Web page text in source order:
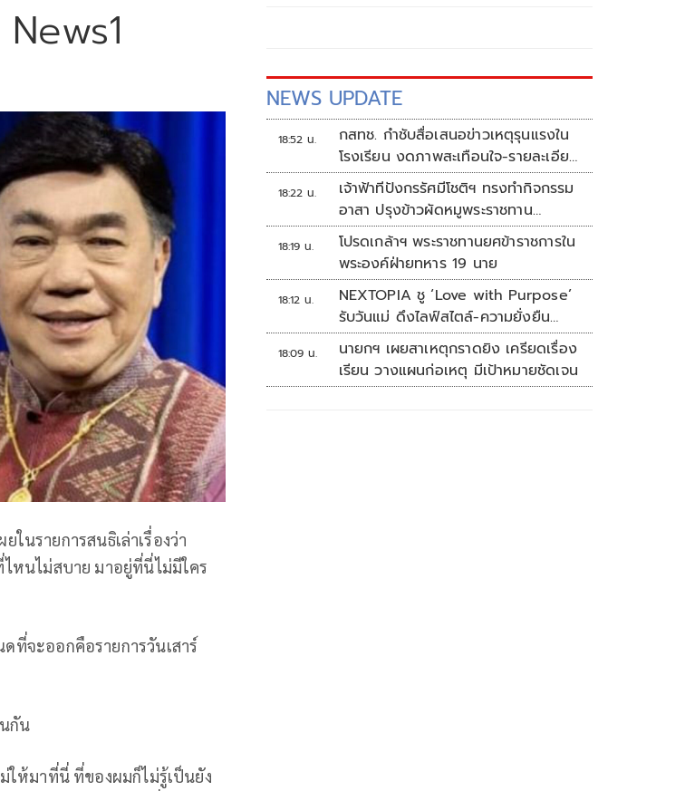
ยในรายการสนธิเล่าเรื่องว่า
หนไม่สบาย มาอยู่ที่นี่ไม่มีใคร
ที่จะออกคือรายการวันเสาร์
กัน
ให้มาที่นี่ ที่ของผมก็ไม่รู้เป็นยัง
NEWS UPDATE
18:52 น.
กสทช. กำชับสื่อเสนอข่าวเหตุรุนแรงใน
โรงเรียน งดภาพสะเทือนใจ-รายละเอียด
เสี่ยงเลียนแบบ
18:22 น.
เจ้าฟ้าทีปังกรรัศมีโชติฯ ทรงทำกิจกรรม
อาสา ปรุงข้าวผัดหมูพระราชทาน
ประชาชน
18:19 น.
โปรดเกล้าฯ พระราชทานยศข้าราชการใน
พระองค์ฝ่ายทหาร 19 นาย
18:12 น.
NEXTOPIA ชู ‘Love with Purpose’
รับวันแม่ ดึงไลฟ์สไตล์-ความยั่งยืน
สร้างประสบการณ์ช้อปปิงมีความหมาย
18:09 น.
นายกฯ เผยสาเหตุกราดยิง เครียดเรื่อง
เรียน วางแผนก่อเหตุ มีเป้าหมายชัดเจน